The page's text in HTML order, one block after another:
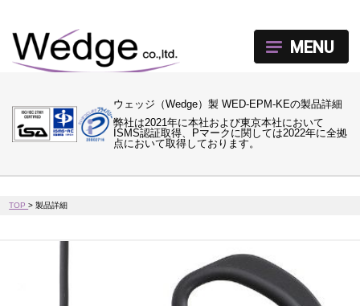
ウェッジ（Wedge）製 WED-EPM-KEの製品詳細
弊社は2021年に本社および東京本社において
ISMS認証取得、Pマークに関しては2022年に全拠
点において取得しております。
MENU
TOP>製品詳細